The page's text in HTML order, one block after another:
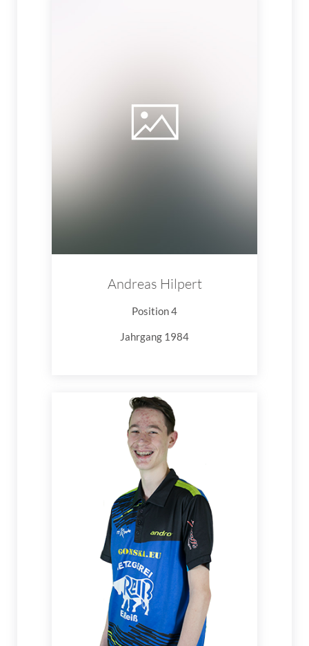
Andreas Hilpert
Position 4
Jahrgang 1984